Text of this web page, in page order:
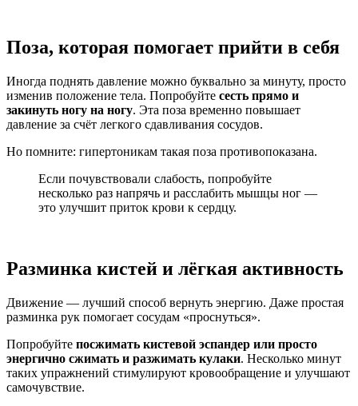
Поза, которая помогает прийти в себя
Иногда поднять давление можно буквально за минуту, просто
изменив положение тела. Попробуйте сесть прямо и
закинуть ногу на ногу. Эта поза временно повышает
давление за счёт легкого сдавливания сосудов.
Но помните: гипертоникам такая поза противопоказана.
Если почувствовали слабость, попробуйте
несколько раз напрячь и расслабить мышцы ног —
это улучшит приток крови к сердцу.
Разминка кистей и лёгкая активность
Движение — лучший способ вернуть энергию. Даже простая
разминка рук помогает сосудам «проснуться».
Попробуйте посжимать кистевой эспандер или просто
энергично сжимать и разжимать кулаки. Несколько минут
таких упражнений стимулируют кровообращение и улучшают
самочувствие.